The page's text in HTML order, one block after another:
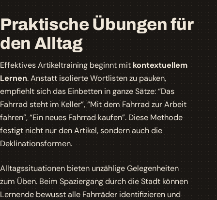
Praktische Übungen für
den Alltag
Effektives Artikeltraining beginnt mit kontextuellem
Lernen. Anstatt isolierte Wortlisten zu pauken,
empfiehlt sich das Einbetten in ganze Sätze: “Das
Fahrrad steht im Keller”, “Mit dem Fahrrad zur Arbeit
fahren”, “Ein neues Fahrrad kaufen”. Diese Methode
festigt nicht nur den Artikel, sondern auch die
Deklinationsformen.
Alltagssituationen bieten unzählige Gelegenheiten
zum Üben. Beim Spaziergang durch die Stadt können
Lernende bewusst alle Fahrräder identifizieren und